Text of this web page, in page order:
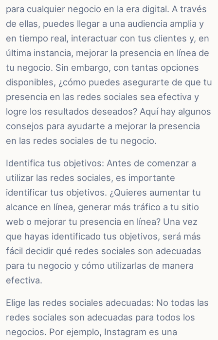
para cualquier negocio en la era digital. A través
de ellas, puedes llegar a una audiencia amplia y
en tiempo real, interactuar con tus clientes y, en
última instancia, mejorar la presencia en línea de
tu negocio. Sin embargo, con tantas opciones
disponibles, ¿cómo puedes asegurarte de que tu
presencia en las redes sociales sea efectiva y
logre los resultados deseados? Aquí hay algunos
consejos para ayudarte a mejorar la presencia
en las redes sociales de tu negocio.
Identifica tus objetivos: Antes de comenzar a
utilizar las redes sociales, es importante
identificar tus objetivos. ¿Quieres aumentar tu
alcance en línea, generar más tráfico a tu sitio
web o mejorar tu presencia en línea? Una vez
que hayas identificado tus objetivos, será más
fácil decidir qué redes sociales son adecuadas
para tu negocio y cómo utilizarlas de manera
efectiva.
Elige las redes sociales adecuadas: No todas las
redes sociales son adecuadas para todos los
negocios. Por ejemplo, Instagram es una